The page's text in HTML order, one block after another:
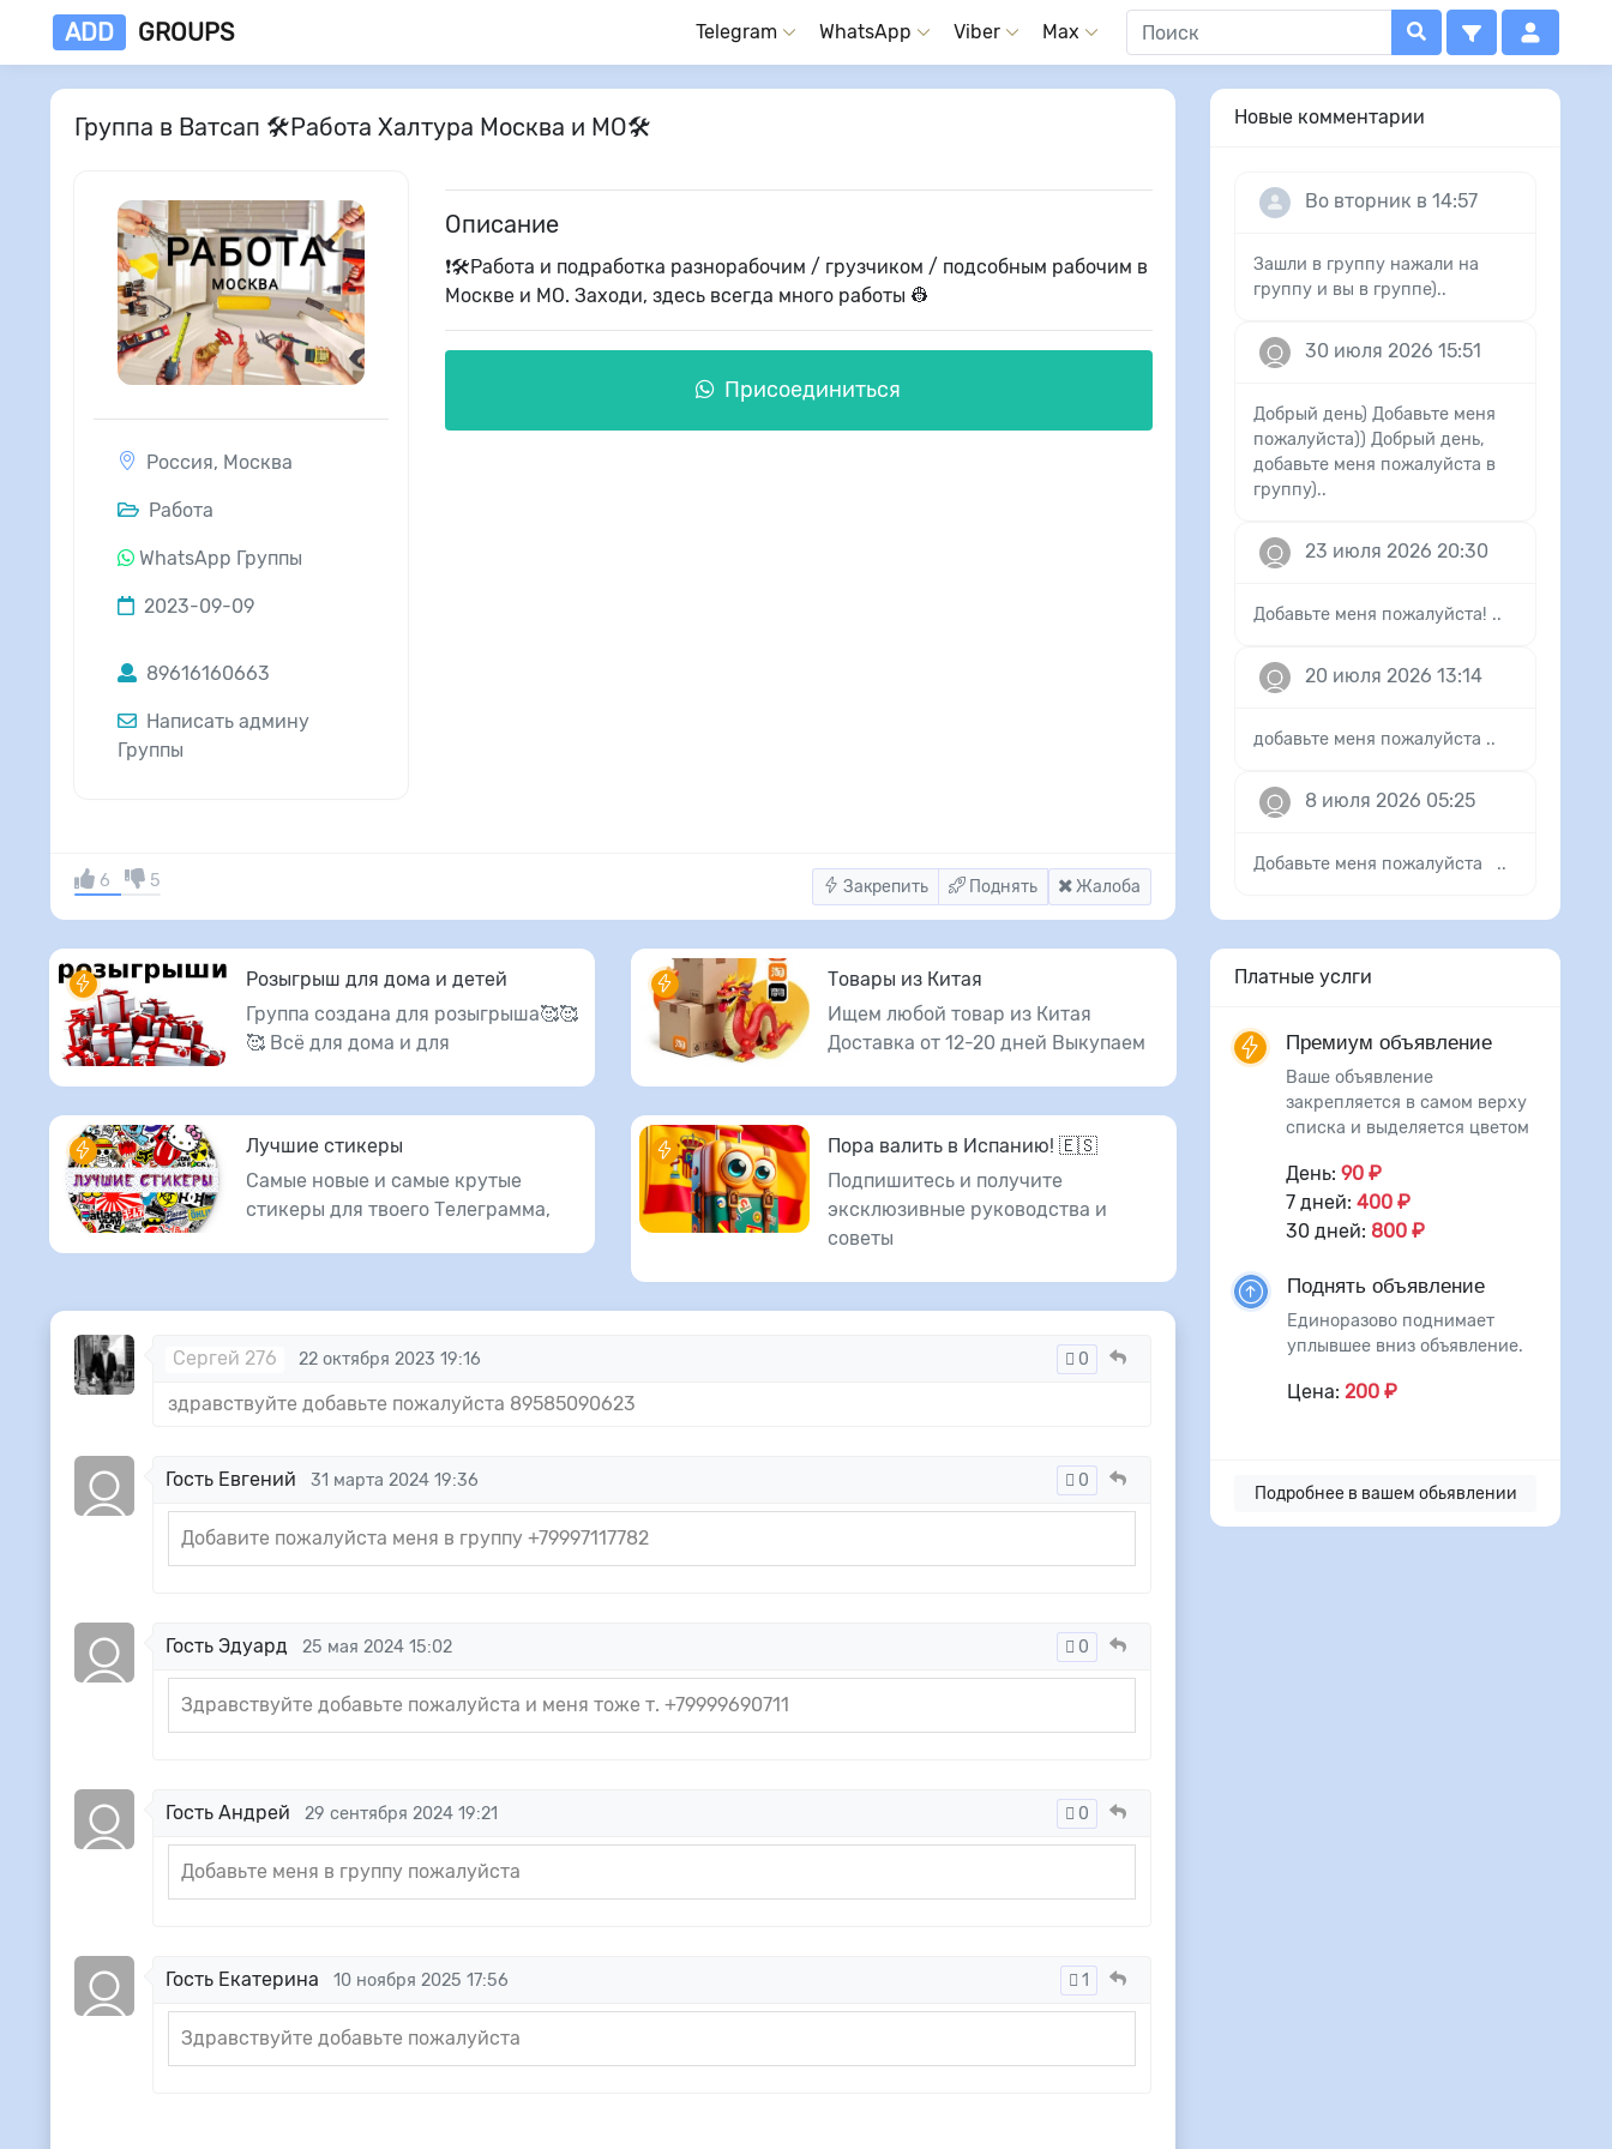
ADD GROUPS Telegram WhatsApp Viber Max
Группа в Ватсап 🛠Работа Халтура Москва и МО🛠
Россия, Москва
Работа
WhatsApp Группы
2023-09-09
89616160663
Написать админу
Группы
Описание
❗🛠Работа и подработка разнорабочим / грузчиком / подсобным рабочим в
Москве и МО. Заходи, здесь всегда много работы 👷
Присоединиться
Закрепить Поднять Жалоба
6 5
Розыгрыш для дома и детей
Группа создана для розыгрыша🥰🥰
🥰 Всё для дома и для
Товары из Китая
Ищем любой товар из Китая
Доставка от 12-20 дней Выкупаем
Лучшие стикеры
Самые новые и самые крутые
стикеры для твоего Телеграмма,
Пора валить в Испанию! 🇪🇸
Подпишитесь и получите
эксклюзивные руководства и
советы
0
Сергей 276 22 октября 2023 19:16
здравствуйте добавьте пожалуйста 89585090623
0
Гость Евгений 31 марта 2024 19:36
Добавите пожалуйста меня в группу +79997117782
0
Гость Эдуард 25 мая 2024 15:02
Здравствуйте добавьте пожалуйста и меня тоже т. +79999690711
0
Гость Андрей 29 сентября 2024 19:21
Добавьте меня в группу пожалуйста
1
Гость Екатерина 10 ноября 2025 17:56
Здравствуйте добавьте пожалуйста
Новые комментарии
Во вторник в 14:57
Зашли в группу нажали на
группу и вы в группе)..
30 июля 2026 15:51
Добрый день) Добавьте меня
пожалуйста)) Добрый день,
добавьте меня пожалуйста в
группу)..
23 июля 2026 20:30
Добавьте меня пожалуйста! ..
20 июля 2026 13:14
добавьте меня пожалуйста ..
8 июля 2026 05:25
Добавьте меня пожалуйста ..
Платные услги
Премиум объявление
Ваше объявление
закрепляется в самом верху
списка и выделяется цветом
День: 90 ₽
7 дней: 400 ₽
30 дней: 800 ₽
Поднять объявление
Единоразово поднимает
уплывшее вниз объявление.
Цена: 200 ₽
Подробнее в вашем обьявлении